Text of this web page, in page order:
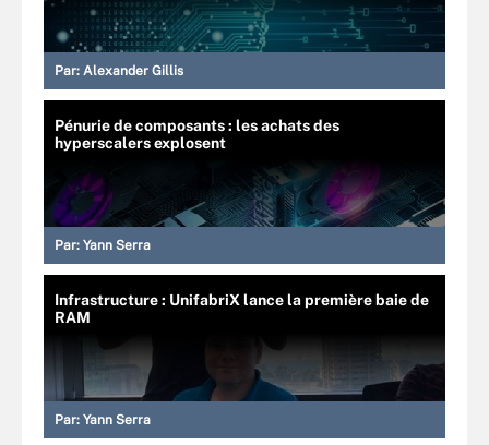
Par: Alexander Gillis
Pénurie de composants : les achats des
hyperscalers explosent
Par: Yann Serra
Infrastructure : UnifabriX lance la première baie de
RAM
Par: Yann Serra